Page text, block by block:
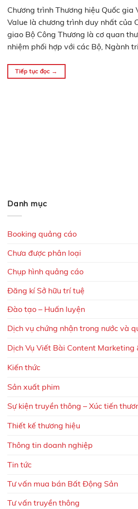
Chương trình Thương hiệu Quốc gia
Value là chương trình duy nhất của
giao Bộ Công Thương là cơ quan
nhiệm phối hợp với các Bộ, Ngành
Value nhằm…
Tiếp tục đọc →
Danh mục
Booking quảng cáo
Chưa được phân loại
Chụp hình quảng cáo
Đăng kí Sở hữu trí tuệ
Đào tạo – Huấn luyện
Dịch vụ chứng nhận trong nước và
Dịch Vụ Viết Bài Content Marketing
Kiến thức
Sản xuất phim
Sự kiện truyền thông – Xúc tiến
Thiết kế thương hiệu
Thông tin doanh nghiệp
Tin tức
Tư vấn mua bán Bất Động Sản
Tư vấn truyền thông